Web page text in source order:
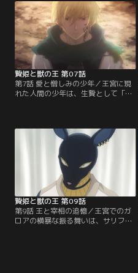
宮に留まることを許された。アミト
が作ったお菓子を仲良く食べている
と、近衛隊長のヨルムンガンドがサ
リフィを御前会議に呼び出しに。そ
こでアヌビスがサリフィを正妃とし
て迎える代わりに提示した…。【提
供：バンダイチャンネル】
贄姫と獣の王 第07話
第7話 愛と憎しみの少年／王宮に現
れた人間の少年は、生贄として「オ
リフィが魔族の王の妃になるという
話に納得がいかないイリヤは、サリ
フィの意識を失わせて無理やり連れ
去ってしまった。攫われたサリフィ
を取り戻すため、レオンハートは聖
獣のグウィバー…。【提供：バンダ
イチャンネル】
贄姫と獣の王 第09話
第9話 王と宰相の追憶／王宮でのガ
ロアの横暴な振る舞いは、サリフィ